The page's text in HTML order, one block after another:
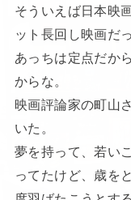
そういえば日本映
ット長回し映画だ
あっちは定点だか
からな。
映画評論家の町山
いた。
夢を持って、若い
ってたけど、歳を